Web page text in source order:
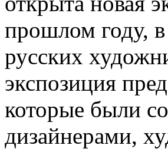
прошлом году,
русских
экспозиция
которые были
дизайнерами,